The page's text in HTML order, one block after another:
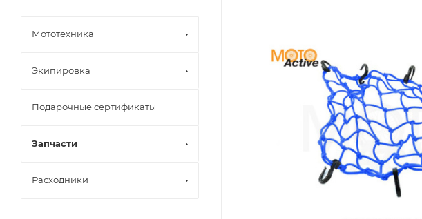
Мототехника
Экипировка
Подарочные сертификаты
Запчасти
Расходники